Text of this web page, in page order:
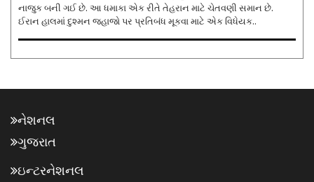
નાજુક બની ગઈ છે. આ ધમાકા એક રીતે તેહરાન માટે ચેતવણી સમાન છે.
ઈરાન હાલમાં દુશ્મન જહાજો પર પ્રતિબંધ મૂકવા માટે એક વિધેયક..
નેશનલ
ગુજરાત
ઇન્ટરનેશનલ